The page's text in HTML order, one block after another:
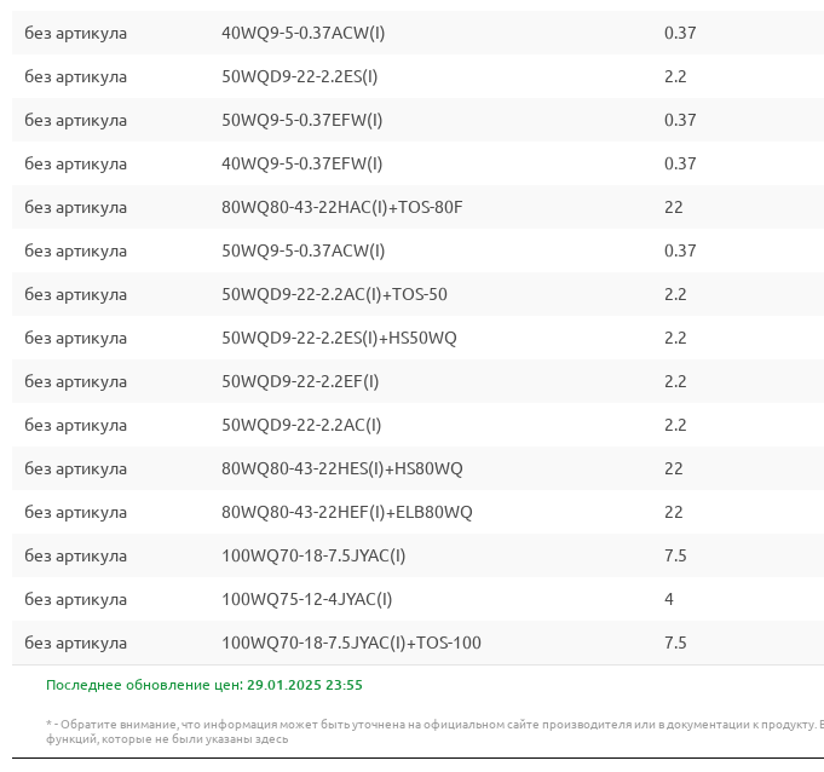
без артикула 40WQ9-5-0.37ACW(I) 0.37
без артикула 50WQD9-22-2.2ES(I) 2.2
без артикула 50WQ9-5-0.37EFW(I) 0.37
без артикула 40WQ9-5-0.37EFW(I) 0.37
без артикула 80WQ80-43-22HAC(I)+TOS-80F 22
без артикула 50WQ9-5-0.37ACW(I) 0.37
без артикула 50WQD9-22-2.2AC(I)+TOS-50 2.2
без артикула 50WQD9-22-2.2ES(I)+HS50WQ 2.2
без артикула 50WQD9-22-2.2EF(I) 2.2
без артикула 50WQD9-22-2.2AC(I) 2.2
без артикула 80WQ80-43-22HES(I)+HS80WQ 22
без артикула 80WQ80-43-22HEF(I)+ELB80WQ 22
без артикула 100WQ70-18-7.5JYAC(I) 7.5
без артикула 100WQ75-12-4JYAC(I) 4
без артикула 100WQ70-18-7.5JYAC(I)+TOS-100 7.5
Последнее обновление цен: 29.01.2025 23:55
* - Обратите внимание, что информация может быть уточнена на официальном сайте производителя или в документации к
функций, которые не были указаны здесь